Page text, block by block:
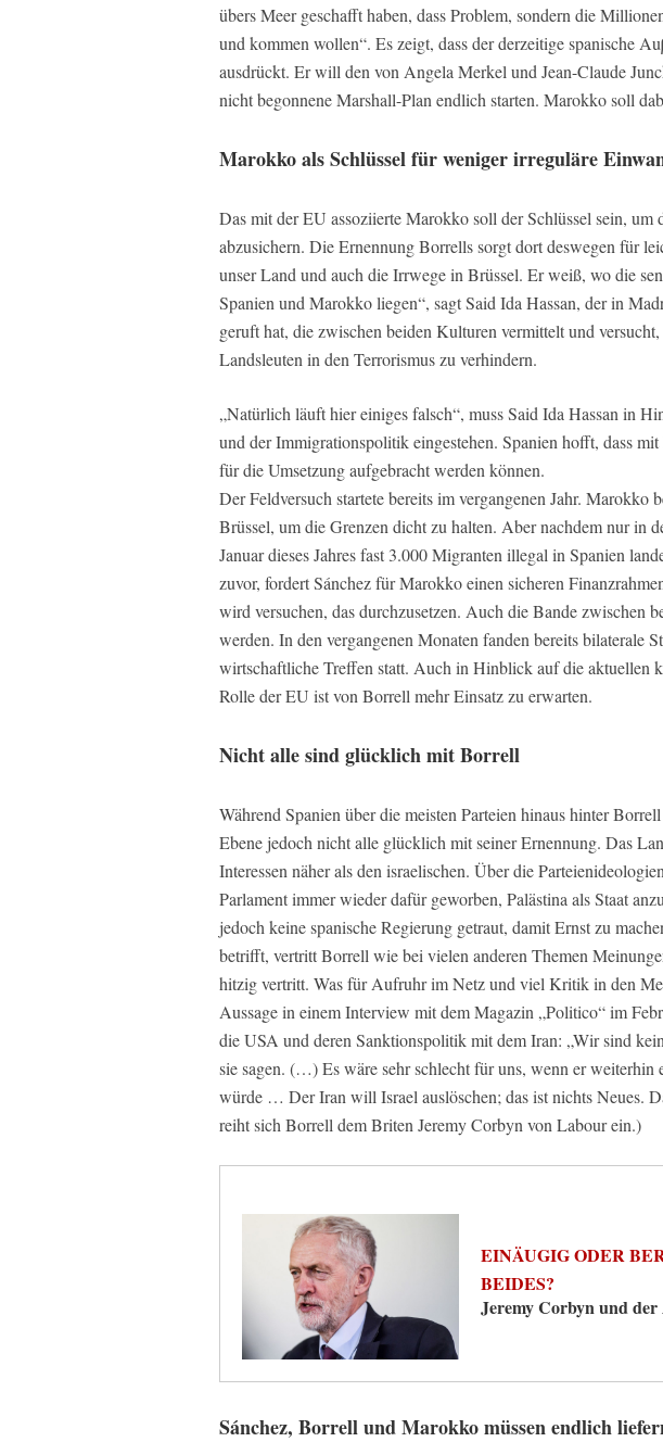
übers Meer geschafft haben, dass Problem, sondern die
und kommen wollen“. Es zeigt, dass der derzeitige spanische
ausdrückt. Er will den von Angela Merkel und Jean-Claude
nicht begonnene Marshall-Plan endlich starten. Marokko soll
Marokko als Schlüssel für weniger irreguläre
Das mit der EU assoziierte Marokko soll der Schlüssel sein, um
abzusichern. Die Ernennung Borrells sorgt dort deswegen für
unser Land und auch die Irrwege in Brüssel. Er weiß, wo die
Spanien und Marokko liegen“, sagt Said Ida Hassan, der in
geruft hat, die zwischen beiden Kulturen vermittelt und
Landsleuten in den Terrorismus zu verhindern.
„Natürlich läuft hier einiges falsch“, muss Said Ida Hassan in
und der Immigrationspolitik eingestehen. Spanien hofft, dass
für die Umsetzung aufgebracht werden können.
Der Feldversuch startete bereits im vergangenen Jahr. Marokko
Brüssel, um die Grenzen dicht zu halten. Aber nachdem nur in
Januar dieses Jahres fast 3.000 Migranten illegal in Spanien
zuvor, fordert Sánchez für Marokko einen sicheren
wird versuchen, das durchzusetzen. Auch die Bande zwischen
werden. In den vergangenen Monaten fanden bereits bilaterale
wirtschaftliche Treffen statt. Auch in Hinblick auf die aktuellen
Rolle der EU ist von Borrell mehr Einsatz zu erwarten.
Nicht alle sind glücklich mit Borrell
Während Spanien über die meisten Parteien hinaus hinter
Ebene jedoch nicht alle glücklich mit seiner Ernennung. Das
Interessen näher als den israelischen. Über die
Parlament immer wieder dafür geworben, Palästina als Staat
jedoch keine spanische Regierung getraut, damit Ernst zu
betrifft, vertritt Borrell wie bei vielen anderen Themen
hitzig vertritt. Was für Aufruhr im Netz und viel Kritik in den
Aussage in einem Interview mit dem Magazin „Politico“ im
die USA und deren Sanktionspolitik mit dem Iran: „Wir sind
sie sagen. (…) Es wäre sehr schlecht für uns, wenn er
würde … Der Iran will Israel auslöschen; das ist nichts Neues.
reiht sich Borrell dem Briten Jeremy Corbyn von Labour ein.)
EINÄUGIG ODER
BEIDES?
Jeremy Corbyn und der
Sánchez, Borrell und Marokko müssen endlich